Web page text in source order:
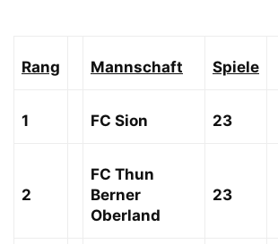
Rang Mannschaft Spiele
1 FC Sion 23
2
FC Thun
Berner
Oberland
23